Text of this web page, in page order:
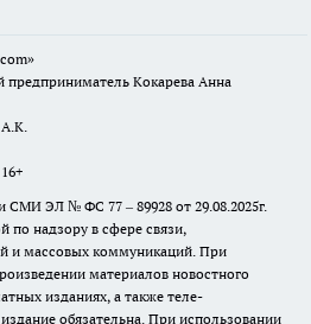
Кокарева Анна
А.К.
СМИ ЭЛ № ФС 77 – 89928 от 29.08.2025г.
по надзору в сфере связи,
и массовых коммуникаций. При
материалов новостного
изданиях, а также теле-
обязательна. При использовании